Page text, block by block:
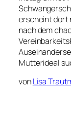
erscheint dort
nach dem
Mutterideal
vonLisa